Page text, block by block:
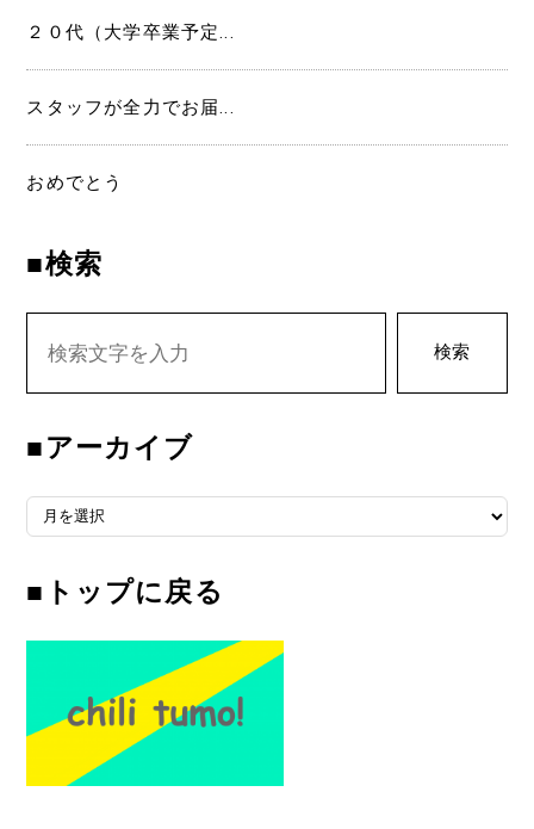
２０代（大学卒業予定...
スタッフが全力でお届...
おめでとう
■検索
検索
■アーカイブ
■アーカイブ
■トップに戻る